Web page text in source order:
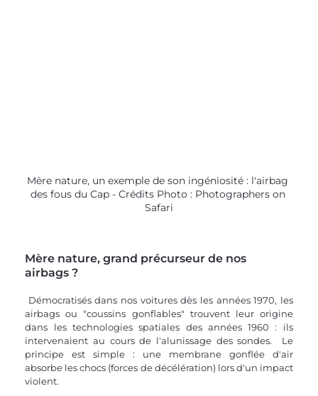
Mère nature, un exemple de son ingéniosité : l'airbag
des fous du Cap - Crédits Photo : Photographers on
Safari
Mère nature, grand précurseur de nos
airbags ?
airbags ou "coussins gonflables" trouvent leur origine
dans les technologies spatiales des années 1960 : ils
intervenaient au cours de l'alunissage des sondes.  Le
principe est simple : une membrane gonflée d'air
absorbe les chocs (forces de décélération) lors d'un impact
violent.